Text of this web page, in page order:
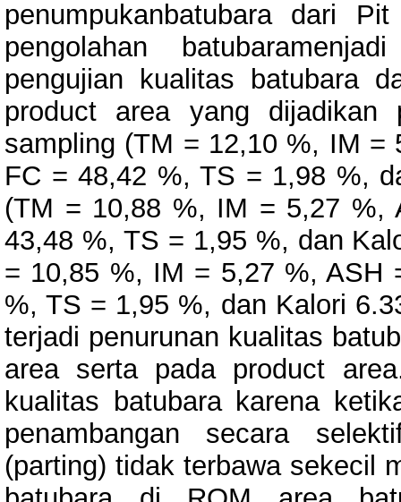
penumpukanbatubara dari
pengolahan
pengujian kualitas batubara
product area yang dijadikan
sampling (TM = 12,10 %, IM =
FC = 48,42 %, TS = 1,98 %,
(TM = 10,88 %, IM = 5,27 %,
43,48 %, TS = 1,95 %, dan
= 10,85 %, IM = 5,27 %, ASH
%, TS = 1,95 %, dan Kalori
terjadi penurunan kualitas
area serta pada product
kualitas batubara karena
penambangan secara
(parting) tidak terbawa sekecil